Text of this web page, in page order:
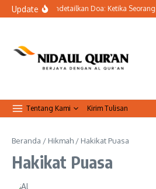
Lewati ke konten
UpdateSeni Mendetailkan Doa: Ketika Seorang
Tentang Kami Kirim Tulisan
Beranda / Hikmah / Hakikat Puasa
Hakikat Puasa